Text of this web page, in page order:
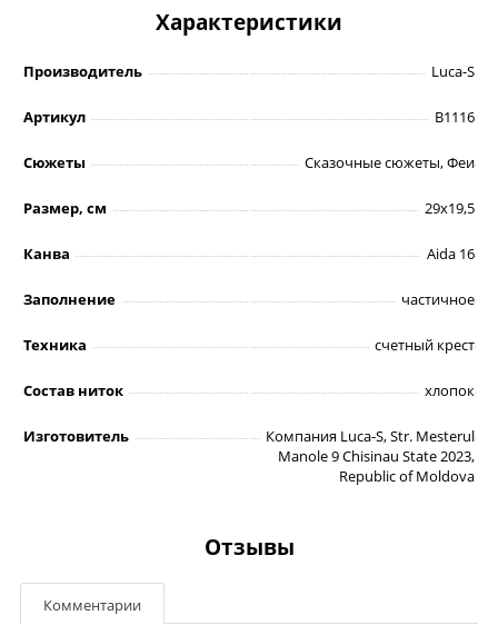
Характеристики
Производитель Luca-S
Артикул B1116
Сюжеты Сказочные сюжеты, Феи
Размер, см 29х19,5
Канва Aida 16
Заполнение частичное
Техника счетный крест
Состав ниток хлопок
Изготовитель
Компания Luca-S, Str. Mesterul
Manole 9 Chisinau State 2023,
Republic of Moldova
Отзывы
Комментарии